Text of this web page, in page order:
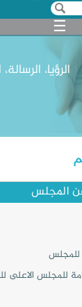
☰
الرؤيا،
المجلس
للمجلس
للمجلس الاعلى